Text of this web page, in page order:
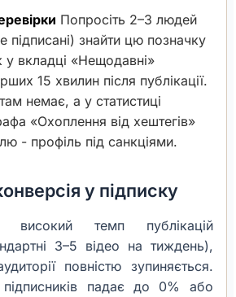
Попросіть 2–3 людей
підписані) знайти цю позначку
вкладці «Нещодавні»
15 хвилин після публікації.
немає, а у статистиці
«Охоплення від хештегів»
- профіль під санкціями.
у підписку
високий темп публікацій
3–5 відео на тиждень),
повністю зупиняється.
падає до 0% або